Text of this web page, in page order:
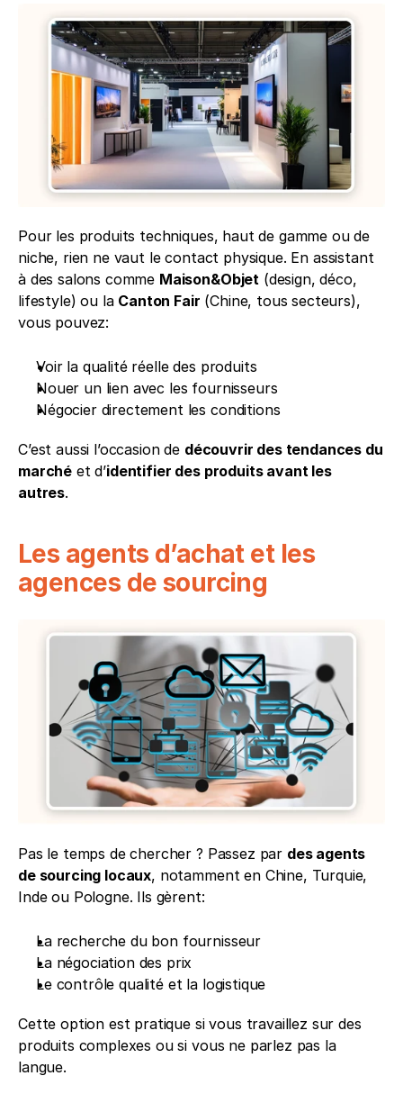
Pour les produits techniques, haut de gamme ou de
niche, rien ne vaut le contact physique. En assistant
à des salons comme Maison&Objet (design, déco,
lifestyle) ou la Canton Fair (Chine, tous secteurs),
vous pouvez:
Voir la qualité réelle des produits
Nouer un lien avec les fournisseurs
Négocier directement les conditions
C’est aussi l’occasion de découvrir des tendances du
marché et d’identifier des produits avant les
autres.
Les agents d’achat et les
agences de sourcing
Pas le temps de chercher ? Passez par des agents
de sourcing locaux, notamment en Chine, Turquie,
Inde ou Pologne. Ils gèrent:
La recherche du bon fournisseur
La négociation des prix
Le contrôle qualité et la logistique
Cette option est pratique si vous travaillez sur des
produits complexes ou si vous ne parlez pas la
langue.